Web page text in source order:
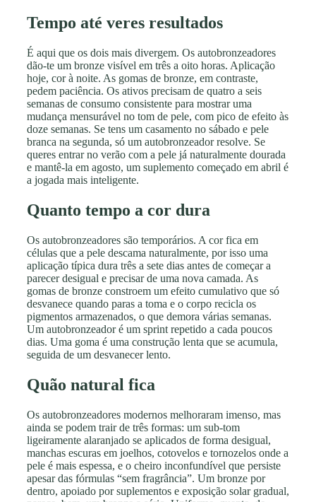
Tempo até veres resultados
É aqui que os dois mais divergem. Os autobronzeadores
dão-te um bronze visível em três a oito horas. Aplicação
hoje, cor à noite. As gomas de bronze, em contraste,
pedem paciência. Os ativos precisam de quatro a seis
semanas de consumo consistente para mostrar uma
mudança mensurável no tom de pele, com pico de efeito às
doze semanas. Se tens um casamento no sábado e pele
branca na segunda, só um autobronzeador resolve. Se
queres entrar no verão com a pele já naturalmente dourada
e mantê-la em agosto, um suplemento começado em abril é
a jogada mais inteligente.
Quanto tempo a cor dura
Os autobronzeadores são temporários. A cor fica em
células que a pele descama naturalmente, por isso uma
aplicação típica dura três a sete dias antes de começar a
parecer desigual e precisar de uma nova camada. As
gomas de bronze constroem um efeito cumulativo que só
desvanece quando paras a toma e o corpo recicla os
pigmentos armazenados, o que demora várias semanas.
Um autobronzeador é um sprint repetido a cada poucos
dias. Uma goma é uma construção lenta que se acumula,
seguida de um desvanecer lento.
Quão natural fica
Os autobronzeadores modernos melhoraram imenso, mas
ainda se podem trair de três formas: um sub-tom
ligeiramente alaranjado se aplicados de forma desigual,
manchas escuras em joelhos, cotovelos e tornozelos onde a
pele é mais espessa, e o cheiro inconfundível que persiste
apesar das fórmulas “sem fragrância”. Um bronze por
dentro, apoiado por suplementos e exposição solar gradual,